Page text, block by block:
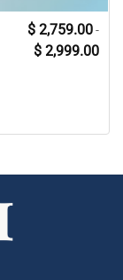
$ 2,759.00 -
$ 2,999.00de